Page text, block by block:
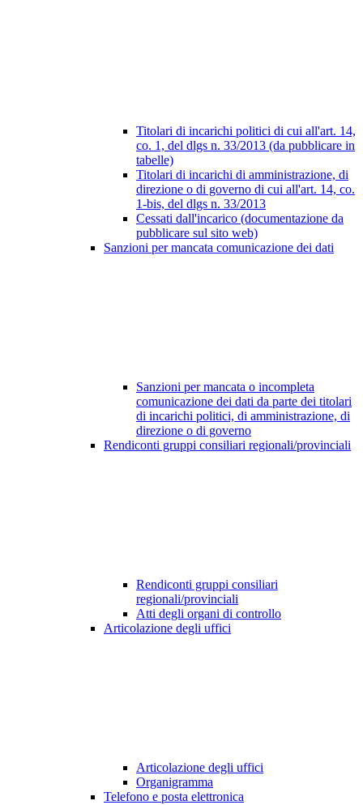
Titolari di incarichi politici di cui all'art. 14,
co. 1, del dlgs n. 33/2013 (da pubblicare in
tabelle)
Titolari di incarichi di amministrazione, di
direzione o di governo di cui all'art. 14, co.
1-bis, del dlgs n. 33/2013
Cessati dall'incarico (documentazione da
pubblicare sul sito web)
Sanzioni per mancata comunicazione dei dati
Sanzioni per mancata o incompleta
comunicazione dei dati da parte dei titolari
di incarichi politici, di amministrazione, di
direzione o di governo
Rendiconti gruppi consiliari regionali/provinciali
Rendiconti gruppi consiliari
regionali/provinciali
Atti degli organi di controllo
Articolazione degli uffici
Articolazione degli uffici
Organigramma
Telefono e posta elettronica